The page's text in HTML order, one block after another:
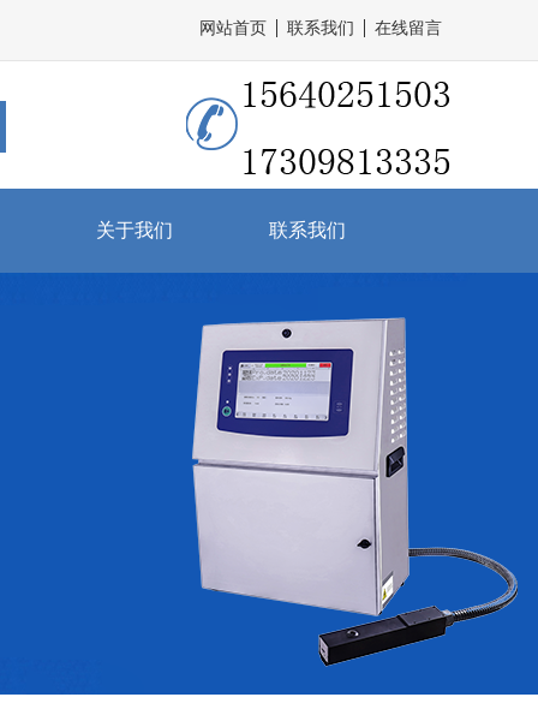
网站首页 联系我们 在线留言
关于我们 联系我们